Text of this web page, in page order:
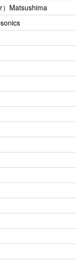
Matsushima